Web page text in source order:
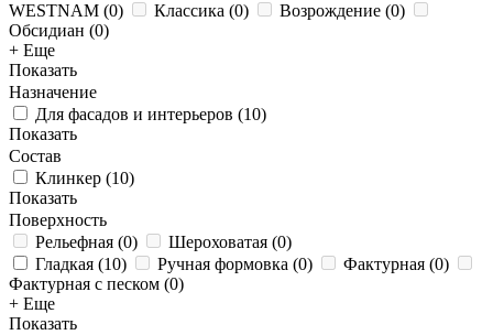
WESTNAM (0) Классика (0) Возрождение (0)
Обсидиан (0)
+ Еще
Показать
Назначение
Для фасадов и интерьеров (10)
Показать
Состав
Клинкер (10)
Показать
Поверхность
Рельефная (0) Шероховатая (0)
Гладкая (10) Ручная формовка (0) Фактурная (0)
Фактурная с песком (0)
+ Еще
Показать